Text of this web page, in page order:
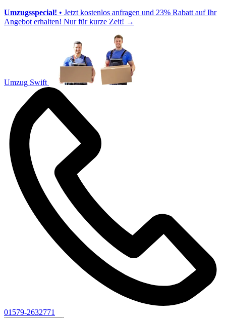
Umzugsspecial! • Jetzt kostenlos anfragen und 23% Rabatt auf Ihr
Angebot erhalten! Nur für kurze Zeit! →
Umzug Swift
01579-2632771